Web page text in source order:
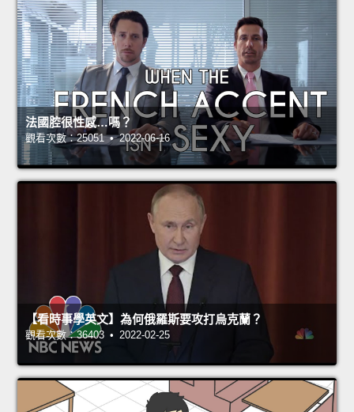
法國腔很性感…嗎？
觀看次數：25051 • 2022-06-16
【看時事學英文】為何俄羅斯要攻打烏克蘭？
觀看次數：36403 • 2022-02-25